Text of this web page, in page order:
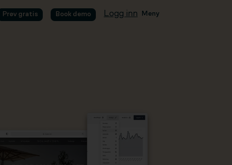
Prøv gratis Book demo Logg inn Meny